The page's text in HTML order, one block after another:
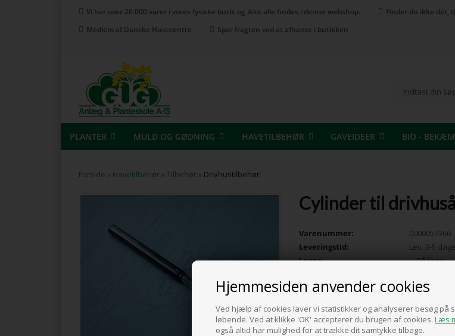
Hjemmesiden anvender cookies
Ved hjælp af cookies laver vi statistikker og analyserer besøg på
løbende. Ved at klikke 'OK' accepterer du brugen af cookies. Læs
også altid har mulighed for at trække dit samtykke tilbage.
Vi har over 20.000 varer i vores fysiske butik og ikke alle findes i denne webshop.
Finder du ikke dét,
Medlem af Danske Havecentre
Spar fragten ved at afhente i butikken
PLANTER MULD OG GØDNING HAVETILBEHØR GAVEIDEER BIO -
Forside » Havetilbehør » Tilbehør » Drivhustilbehør
Cylinder til
Varenummer:
0000057366
Leveringstid:
Lev. 3-5 dage
Lager:
På lager
Universal cylinder der passer til Univent,
Udskiftes nemt.